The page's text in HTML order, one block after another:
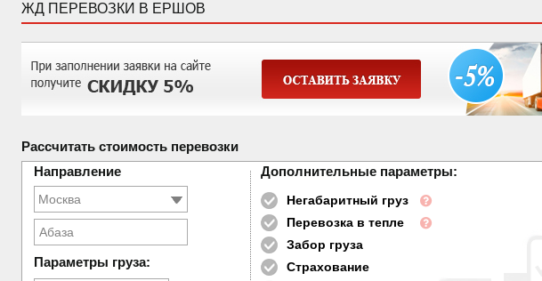
ЖД ПЕРЕВОЗКИ В ЕРШОВ
Рассчитать стоимость перевозки
Направление
Абаза
Параметры груза:
Дополнительные параметры:
Негабаритный груз
Перевозка в тепле
Забор груза
Страхование